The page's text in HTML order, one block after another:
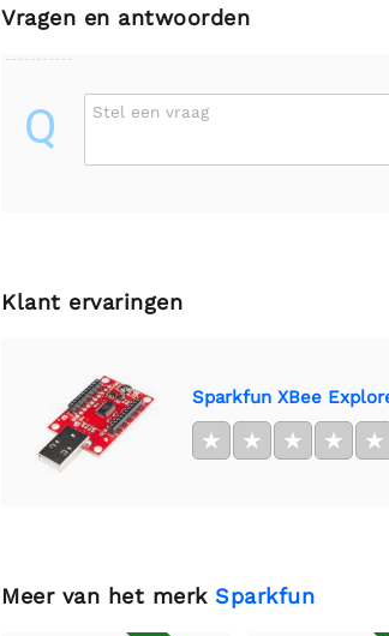
Vragen en antwoorden
Q Stel een vraag
Klant ervaringen
Sparkfun XBee
★ ★ ★ ★ ★
Meer van het merk Sparkfun